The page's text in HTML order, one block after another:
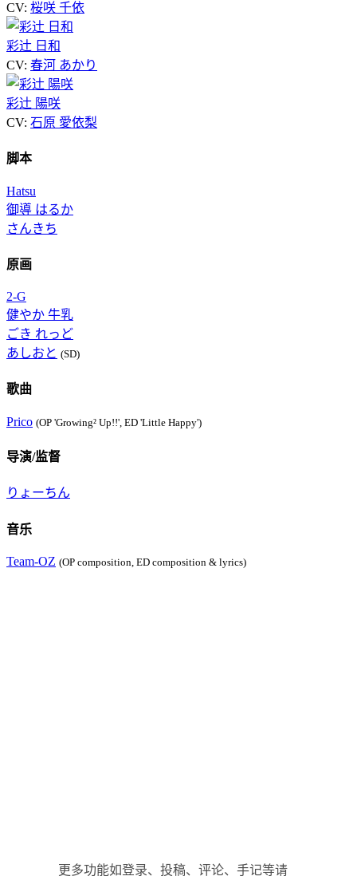
CV: 桜咲 千依
彩辻 日和
CV: 春河 あかり
彩辻 陽咲
CV: 石原 愛依梨
脚本
Hatsu
御導 はるか
さんきち
原画
2-G
健やか 牛乳
ごき れっど
あしおと (SD)
歌曲
Prico (OP 'Growing² Up!!', ED 'Little Happy')
导演/监督
りょーちん
音乐
Team-OZ (OP composition, ED composition & lyrics)
更多功能如登录、投稿、评论、手记等请